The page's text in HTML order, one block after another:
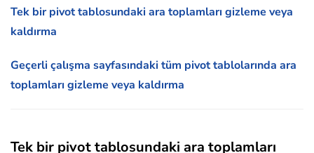
Tek bir pivot tablosundaki ara toplamları gizleme veya
kaldırma
Geçerli çalışma sayfasındaki tüm pivot tablolarında ara
toplamları gizleme veya kaldırma
Tek bir pivot tablosundaki ara toplamları